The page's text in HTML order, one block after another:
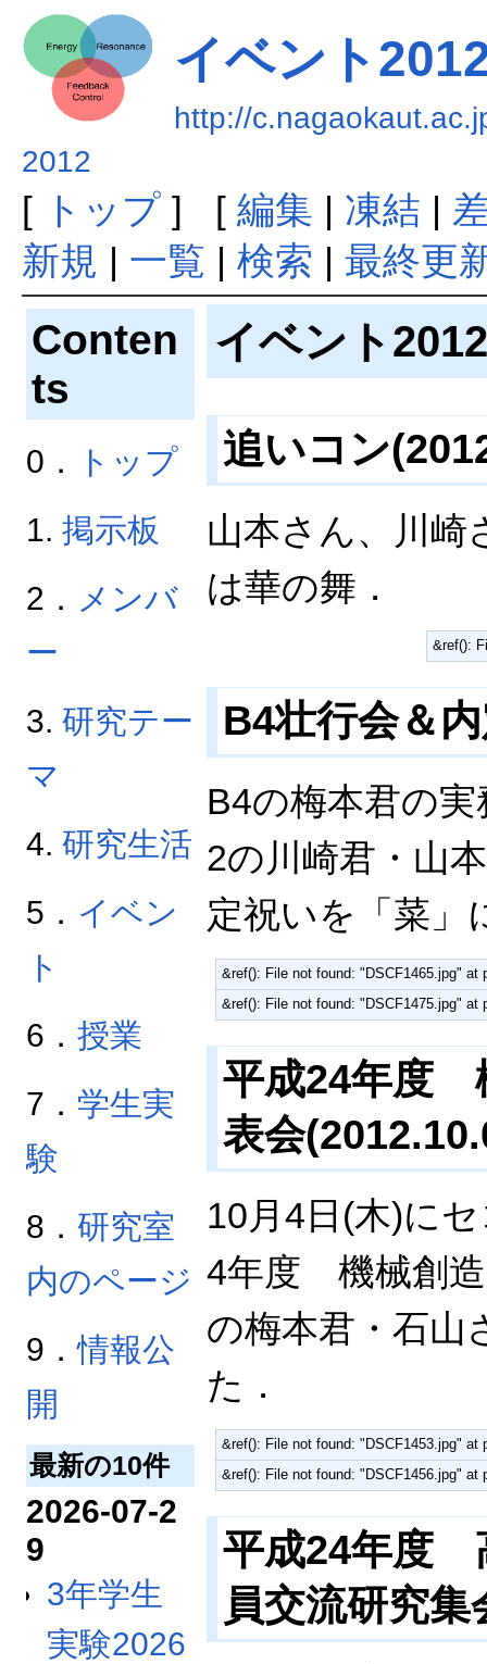
イベント
http://
2012
[ トップ] [ 編集 | 凍結 |
新規 | 一覧 | 検索 | 最終更
イベント2012
追いコン
山本さん、川崎
は華の舞．
&ref():
B4壮行会＆
B4の梅本君の
2の川崎君・山
定祝いを「菜」
&ref(): File not found: "DSCF1465.jpg" at
&ref(): File not found: "DSCF1475.jpg" at
平成24年度
表会
10月4日(木)に
4年度 機械創
の梅本君・石山
た．
&ref(): File not found: "DSCF1453.jpg" at
&ref(): File not found: "DSCF1456.jpg" at
平成24年度
員交流研究
Conten
ts
0．
トップ
1. 掲示板
2． メンバ
ー
3. 研究テー
マ
4. 研究生活
5． イベン
ト
6． 授業
7． 学生実
験
8． 研究室
内のページ
9．情報公
開
最新の10件
2026-07-2
9
3年学生
実験2026